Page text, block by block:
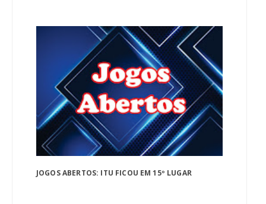
JOGOS ABERTOS: ITU FICOU EM 15º LUGAR